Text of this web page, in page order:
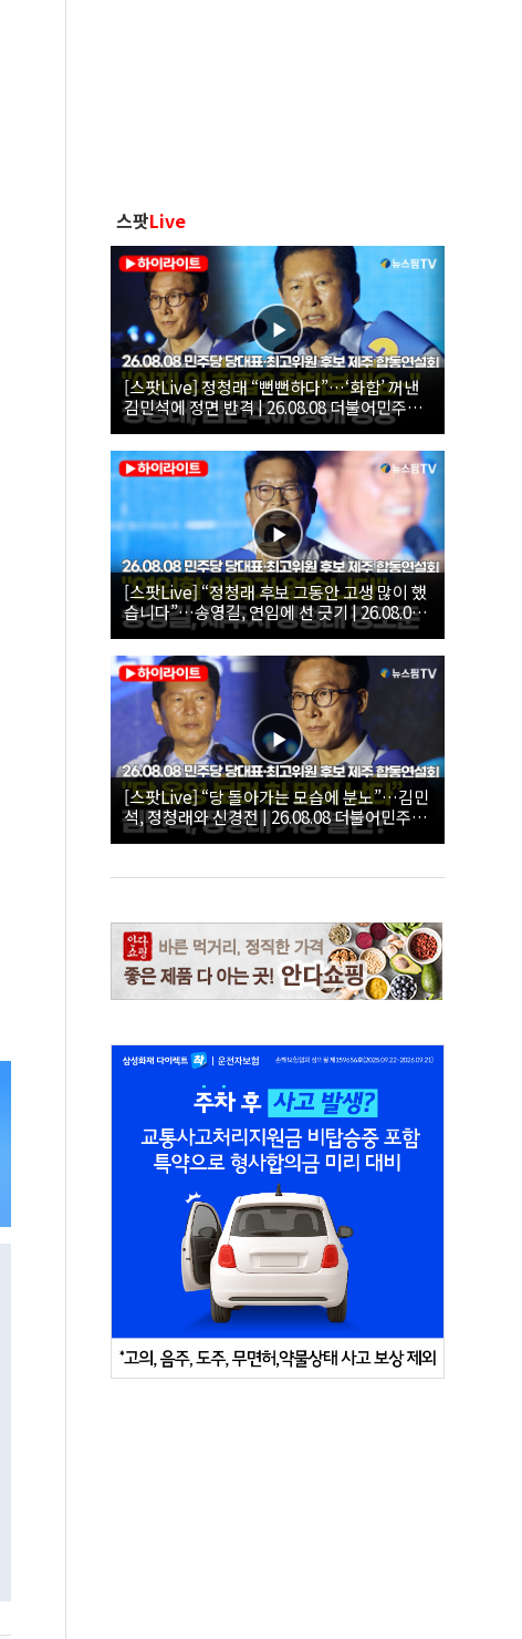
스팟Live
[스팟Live] 정청래 “뻔뻔하다”…‘화합’ 꺼낸
김민석에 정면 반격 | 26.08.08 더불어민주당
당대표·최고위원 후보 제주 합동연설회
[스팟Live] “정청래 후보 그동안 고생 많이 했
습니다”…송영길, 연임에 선 긋기 | 26.08.08
더불어민주당 당대표·최고위원 후보 제주 합
동연설회
[스팟Live] “당 돌아가는 모습에 분노”…김민
석, 정청래와 신경전 | 26.08.08 더불어민주당
당대표·최고위원 후보 제주 합동연설회